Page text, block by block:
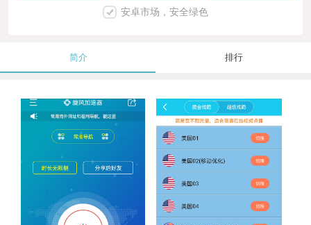
安卓市场，安全绿色
简介 排行